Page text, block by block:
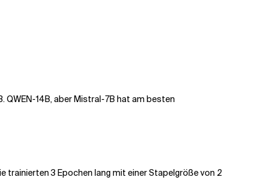
QWEN-14B, aber Mistral-7B hat am besten
trainierten 3 Epochen lang mit einer Stapelgröße von 2